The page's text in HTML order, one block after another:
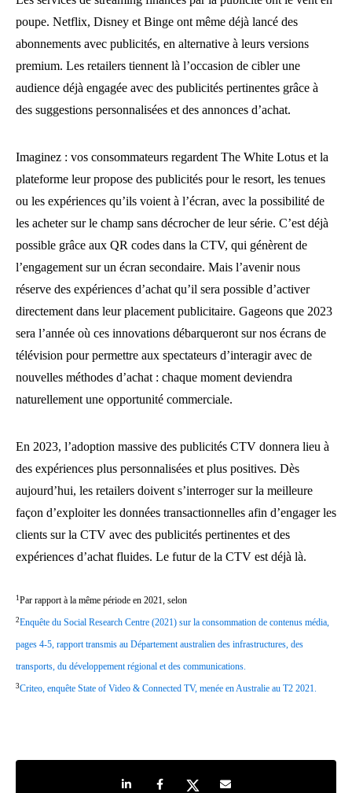
poupe. Netflix, Disney et Binge ont même déjà lancé des
abonnements avec publicités, en alternative à leurs versions
premium. Les retailers tiennent là l’occasion de cibler une
audience déjà engagée avec des publicités pertinentes grâce à
des suggestions personnalisées et des annonces d’achat.
Imaginez : vos consommateurs regardent The White Lotus et la
plateforme leur propose des publicités pour le resort, les tenues
ou les expériences qu’ils voient à l’écran, avec la possibilité de
les acheter sur le champ sans décrocher de leur série. C’est déjà
possible grâce aux QR codes dans la CTV, qui génèrent de
l’engagement sur un écran secondaire. Mais l’avenir nous
réserve des expériences d’achat qu’il sera possible d’activer
directement dans leur placement publicitaire. Gageons que 2023
sera l’année où ces innovations débarqueront sur nos écrans de
télévision pour permettre aux spectateurs d’interagir avec de
nouvelles méthodes d’achat : chaque moment deviendra
naturellement une opportunité commerciale.
En 2023, l’adoption massive des publicités CTV donnera lieu à
des expériences plus personnalisées et plus positives. Dès
aujourd’hui, les retailers doivent s’interroger sur la meilleure
façon d’exploiter les données transactionnelles afin d’engager les
clients sur la CTV avec des publicités pertinentes et des
expériences d’achat fluides. Le futur de la CTV est déjà là.
1 Par rapport à la même période en 2021, selon
2Enquête du Social Research Centre (2021) sur la consommation de contenus média,
pages 4-5, rapport transmis au Département australien des infrastructures, des
transports, du développement régional et des communications.
3Criteo, enquête State of Video & Connected TV, menée en Australie au T2 2021.
Share on LinkedIn
Share on Facebook
Share on TwitterShare by e-mail